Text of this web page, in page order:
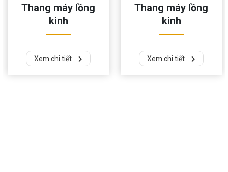
Thang máy lồng
kinh
Xem chi tiết
Thang máy lồng
kinh
Xem chi tiết